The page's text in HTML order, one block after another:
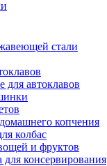
стали
автоклавов
копчения
колбас
и фруктов
для консервирования